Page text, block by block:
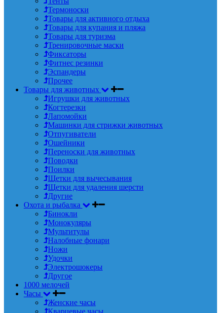
Термоноски
Товары для активного отдыха
Товары для купания и пляжа
Товары для туризма
Тренировочные маски
Фиксаторы
Фитнес резинки
Эспандеры
Прочее
Товары для животных
Игрушки для животных
Когтерезки
Лапомойки
Машинки для стрижки животных
Отпугиватели
Ошейники
Переноски для животных
Поводки
Поилки
Щетки для вычесывания
Щетки для удаления шерсти
Другие
Охота и рыбалка
Бинокли
Монокуляры
Мультитулы
Налобные фонари
Ножи
Удочки
Электрошокеры
Другое
1000 мелочей
Часы
Женские часы
Кварцевые часы